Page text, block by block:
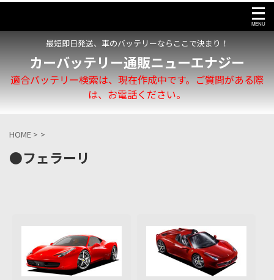
最短即日発送、車のバッテリーならここで決まり！
カーバッテリー通販ニューエナジー
適合バッテリー検索は、現在作成中です。ご質問がある際
は、お電話ください。
HOME > >
●フェラーリ